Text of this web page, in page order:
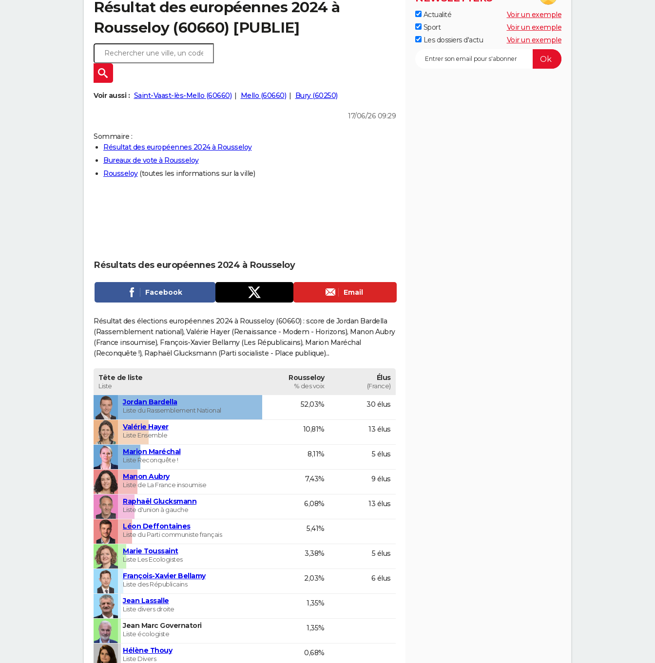
Résultat des européennes 2024 à
Rousseloy (60660) [PUBLIE]
Voir aussi : Saint-Vaast-lès-Mello (60660) Mello (60660) Bury (60250)
17/06/26 09:29
Sommaire :
Résultat des européennes 2024 à Rousseloy
Bureaux de vote à Rousseloy
Rousseloy(toutes les informations sur la ville)
Résultats des européennes 2024 à Rousseloy
Facebook Email
Résultat des élections européennes 2024 à Rousseloy (60660) : score de Jordan Bardella
(Rassemblement national), Valérie Hayer (Renaissance - Modem - Horizons), Manon Aubry
(France insoumise), François-Xavier Bellamy (Les Républicains), Marion Maréchal
(Reconquête !), Raphaël Glucksmann (Parti socialiste - Place publique)...
Tête de liste
Liste
Rousseloy
% des voix
Élus
(France)
Jordan Bardella
Liste du Rassemblement National
52,03% 30 élus
Valérie Hayer
Liste Ensemble
10,81% 13 élus
Marion Maréchal
Liste Reconquête !
8,11% 5 élus
Manon Aubry
Liste de La France insoumise
7,43% 9 élus
Raphaël Glucksmann
Liste d'union à gauche
6,08% 13 élus
Léon Deffontaines
Liste du Parti communiste français
5,41%
Marie Toussaint
Liste Les Ecologistes
3,38% 5 élus
François-Xavier Bellamy
Liste des Républicains
2,03% 6 élus
Jean Lassalle
Liste divers droite
1,35%
Jean Marc Governatori
Liste écologiste
1,35%
Hélène Thouy
Liste Divers
0,68%
Actualité
Voir un exemple
Sport
Voir un exemple
Les dossiers d'actu
Voir un exemple